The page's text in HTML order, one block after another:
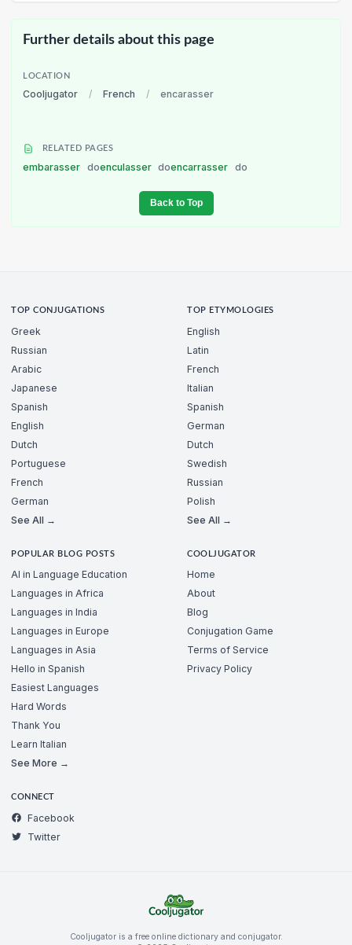
Further details about this page
LOCATION
Cooljugator / French / encarasser
RELATED PAGES
embarasser doenculasser doencarrasser do
Back to Top
TOP CONJUGATIONS
Greek
Russian
Arabic
Japanese
Spanish
English
Dutch
Portuguese
French
German
See All →
TOP ETYMOLOGIES
English
Latin
French
Italian
Spanish
German
Dutch
Swedish
Russian
Polish
See All →
POPULAR BLOG POSTS
AI in Language Education
Languages in Africa
Languages in India
Languages in Europe
Languages in Asia
Hello in Spanish
Easiest Languages
Hard Words
Thank You
Learn Italian
See More →
COOLJUGATOR
Home
About
Blog
Conjugation Game
Terms of Service
Privacy Policy
CONNECT
Facebook
Twitter
Cooljugator is a free online dictionary and conjugator.